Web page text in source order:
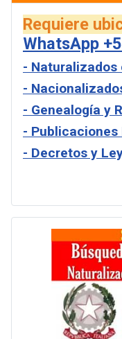
Requiere
WhatsApp
- Naturalizados
-
- Genealogía y
- Publicaciones
- Decretos y